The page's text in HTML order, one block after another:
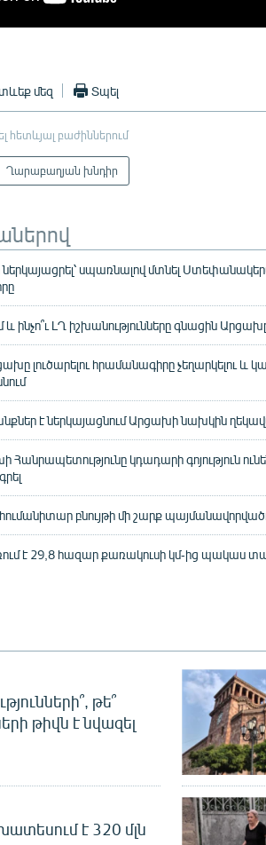
մեզ Տպել
հետևյալ բաժիններում
Ղարաբաղյան խնդիր
ներկայացրել՝ սպառնալով մտնել
ինչո՞ւ ԼՂ իշխանությունները գնացին
լուծարելու հրամանագիրը չեղարկելու և
է ներկայացնում Արցախի նախկին
Հանրապետությունը կդադարի գոյություն
բնույթի մի շարք
է 29,8 հազար քառակուսի կմ-ից պակաս
թե՞
թիվն է նվազել
է 320 մլն